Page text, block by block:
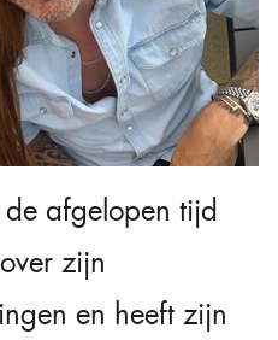
afgelopen tijd
zijn
en heeft zijn